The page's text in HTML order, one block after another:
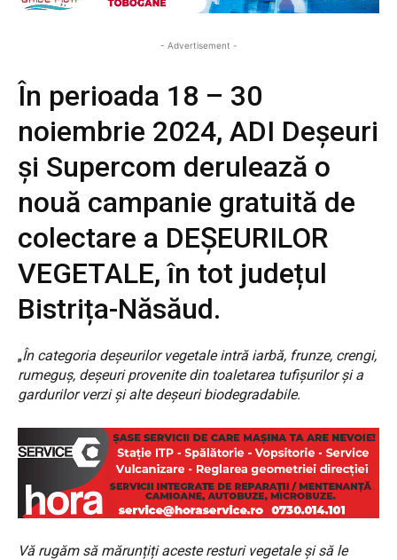
- Advertisement -
În perioada 18 – 30
noiembrie 2024, ADI Deșeuri
și Supercom derulează o
nouă campanie gratuită de
colectare a DEȘEURILOR
VEGETALE, în tot județul
Bistrița-Năsăud.
„În categoria deșeurilor vegetale intră iarbă, frunze, crengi,
rumeguș, deșeuri provenite din toaletarea tufișurilor și a
gardurilor verzi și alte deșeuri biodegradabile.
Vă rugăm să mărunțiți aceste resturi vegetale și să le